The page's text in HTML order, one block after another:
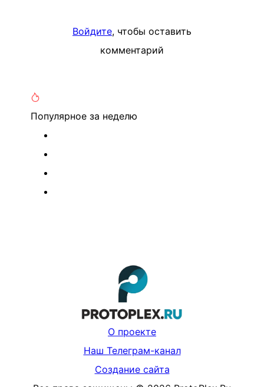
Войдите, чтобы оставить
комментарий
Популярное за неделю
О проекте
Наш Телеграм-канал
Создание сайта